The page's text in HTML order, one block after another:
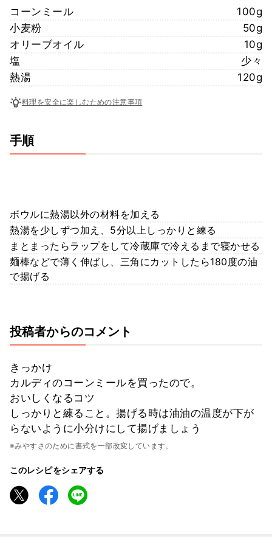
コーンミール
100g
小麦粉
50g
オリーブオイル
10g
塩
少々
熱湯
120g
料理を安全に楽しむための注意事項
手順
ボウルに熱湯以外の材料を加える
熱湯を少しずつ加え、5分以上しっかりと練る
まとまったらラップをして冷蔵庫で冷えるまで寝かせる
麺棒などで薄く伸ばし、三角にカットしたら180度の油
で揚げる
投稿者からのコメント
きっかけ
カルディのコーンミールを買ったので。
おいしくなるコツ
しっかりと練ること。揚げる時は油油の温度が下が
らないように小分けにして揚げましょう
※みやすさのために書式を一部改変しています。
このレシピをシェアする